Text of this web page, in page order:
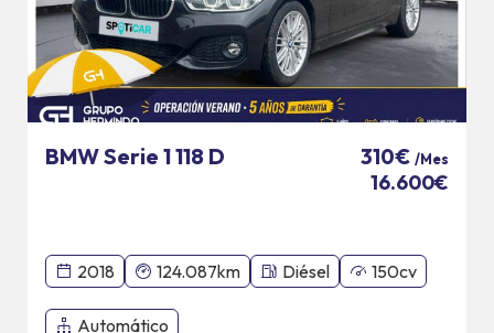
BMW Serie 1 118 D 310€ /Mes
16.600€
2018 124.087km Diésel 150cv
Automático